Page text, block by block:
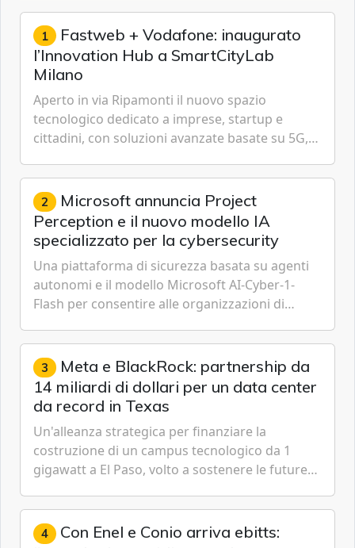
1 Fastweb + Vodafone: inaugurato
l’Innovation Hub a SmartCityLab
Milano
Aperto in via Ripamonti il nuovo spazio
tecnologico dedicato a imprese, startup e
cittadini, con soluzioni avanzate basate su 5G,
Cybersecurity.
2 Microsoft annuncia Project
Perception e il nuovo modello IA
specializzato per la cybersecurity
Una piattaforma di sicurezza basata su agenti
autonomi e il modello Microsoft AI-Cyber-1-
Flash per consentire alle organizzazioni di
gestione continua del rischio.
3 Meta e BlackRock: partnership da
14 miliardi di dollari per un data center
da record in Texas
Un'alleanza strategica per finanziare la
costruzione di un campus tecnologico da 1
gigawatt a El Paso, volto a sostenere le future
artificiale dell'azienda di Mark Zuckerberg.
4 Con Enel e Conio arriva ebitts: